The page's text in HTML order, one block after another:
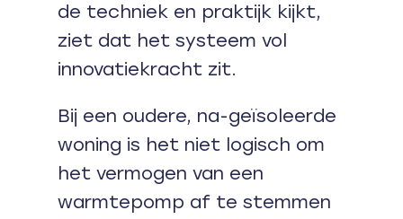
de techniek en praktijk kijkt,
ziet dat het systeem vol
innovatiekracht zit.
Bij een oudere, na-geïsoleerde
woning is het niet logisch om
het vermogen van een
warmtepomp af te stemmen